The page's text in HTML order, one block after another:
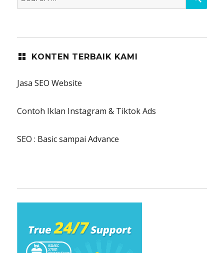
for:
KONTEN TERBAIK KAMI
Jasa SEO Website
Contoh Iklan Instagram & Tiktok Ads
SEO : Basic sampai Advance